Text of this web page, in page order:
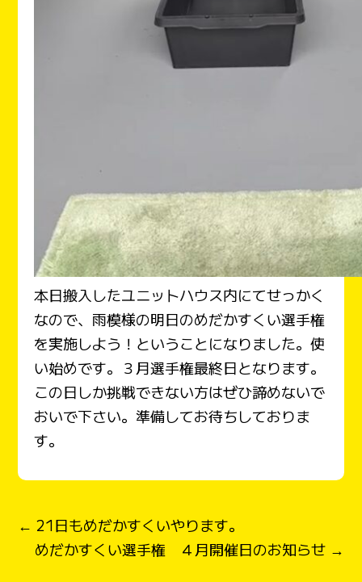
本日搬入したユニットハウス内にてせっかく
なので、雨模様の明日のめだかすくい選手権
を実施しよう！ということになりました。使
い始めです。３月選手権最終日となります。
この日しか挑戦できない方はぜひ諦めないで
おいで下さい。準備してお待ちしておりま
す。
← 21日もめだかすくいやります。
めだかすくい選手権 ４月開催日のお知らせ →